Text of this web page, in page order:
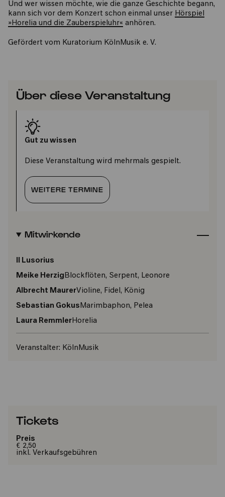
Und wer wissen möchte, wie die ganze Geschichte begann,
kann sich vor dem Konzert schon einmal unser Hörspiel
»Horelia und die Zauberspieluhr« anhören.
Gefördert vom Kuratorium KölnMusik e. V.
Über diese Veranstaltung
Gut zu wissen
Diese Veranstaltung wird mehrmals gespielt.
WEITERE TERMINE
Mitwirkende
Il Lusorius
Meike HerzigBlockflöten, Serpent, Leonore
Albrecht MaurerVioline, Fidel, König
Sebastian GokusMarimbaphon, Pelea
Laura RemmlerHorelia
Veranstalter: KölnMusik
Tickets
Preis
€ 2,50
inkl. Verkaufsgebühren